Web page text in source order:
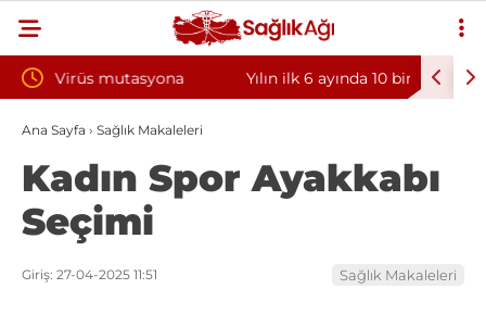
Yılın ilk 6 ayında 10 bini aşkın hasta hiperbarik
oksijen tedavisinden yararlandı
Diş eti
Ana Sayfa › Sağlık Makaleleri
Kadın Spor Ayakkabı
Seçimi
Giriş: 27-04-2025 11:51 Sağlık Makaleleri